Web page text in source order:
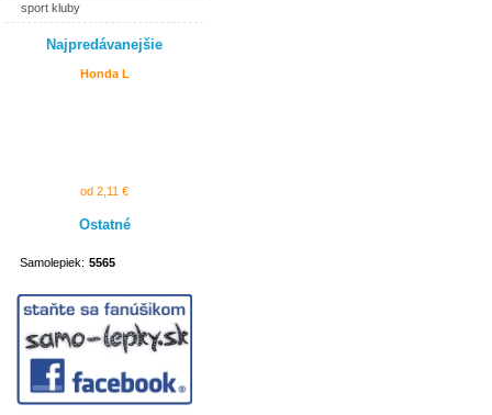
sport kluby
Najpredávanejšie
Honda L
od 2,11 €
Ostatné
Samolepiek: 5565